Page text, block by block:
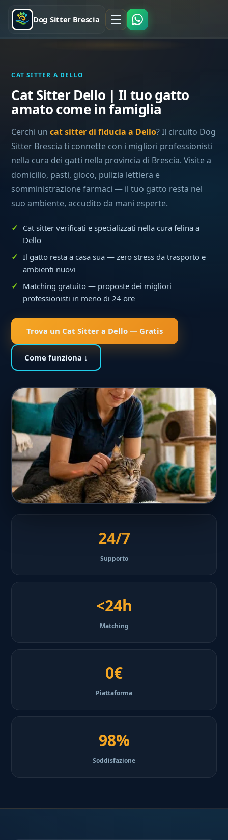
Dog Sitter Brescia
CAT SITTER A DELLO
Cat Sitter Dello | Il tuo gatto
amato come in famiglia
Cerchi uncat sitter di fiducia a Dello? Il circuito Dog
Sitter Brescia ti connette con i migliori professionisti
nella cura dei gatti nella provincia di Brescia. Visite a
domicilio, pasti, gioco, pulizia lettiera e
somministrazione farmaci — il tuo gatto resta nel
suo ambiente, accudito da mani esperte.
Cat sitter verificati e specializzati nella cura felina a
Dello
Il gatto resta a casa sua — zero stress da trasporto e
ambienti nuovi
Matching gratuito — proposte dei migliori
professionisti in meno di 24 ore
Trova un Cat Sitter a Dello — Gratis
Come funziona ↓
24/7
Supporto
<24h
Matching
0€
Piattaforma
98%
Soddisfazione